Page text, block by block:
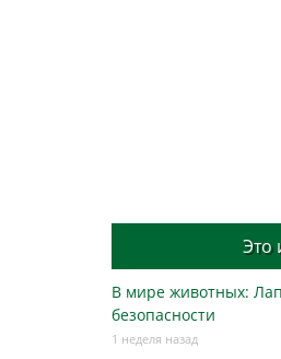
Это
В мире животных:
безопасности
1 неделя назад